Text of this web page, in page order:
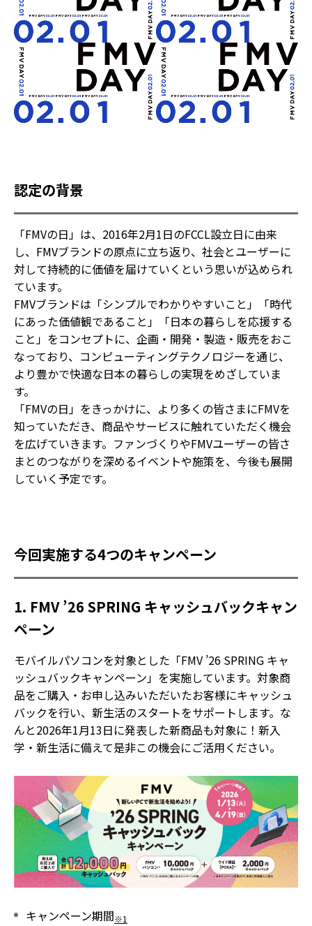
認定の背景
「FMVの日」は、2016年2月1日のFCCL設立日に由来
し、FMVブランドの原点に立ち返り、社会とユーザーに
対して持続的に価値を届けていくという思いが込められ
ています。
FMVブランドは「シンプルでわかりやすいこと」「時代
にあった価値観であること」「日本の暮らしを応援する
こと」をコンセプトに、企画・開発・製造・販売をおこ
なっており、コンピューティングテクノロジーを通じ、
より豊かで快適な日本の暮らしの実現をめざしていま
す。
「FMVの日」をきっかけに、より多くの皆さまにFMVを
知っていただき、商品やサービスに触れていただく機会
を広げていきます。ファンづくりやFMVユーザーの皆さ
まとのつながりを深めるイベントや施策を、今後も展開
していく予定です。
今回実施する4つのキャンペーン
1. FMV ’26 SPRING キャッシュバックキャン
ペーン
モバイルパソコンを対象とした「FMV ’26 SPRING キャ
ッシュバックキャンペーン」を実施しています。対象商
品をご購入・お申し込みいただいたお客様にキャッシュ
バックを行い、新生活のスタートをサポートします。な
んと2026年1月13日に発表した新商品も対象に！新入
学・新生活に備えて是非この機会にご活用ください。
キャンペーン期間※1